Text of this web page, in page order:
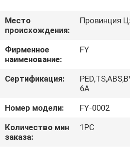
О
НАС
ПУТЕШЕСТВИЕ
ФАБРИКИ
ПРОВЕРКА
КАЧЕСТВА
Место
происхождения:
Провинция
Фирменное
наименование:
FY
Сертификация:
6A
Номер модели:
FY-0002
Количество мин
заказа:
1PC